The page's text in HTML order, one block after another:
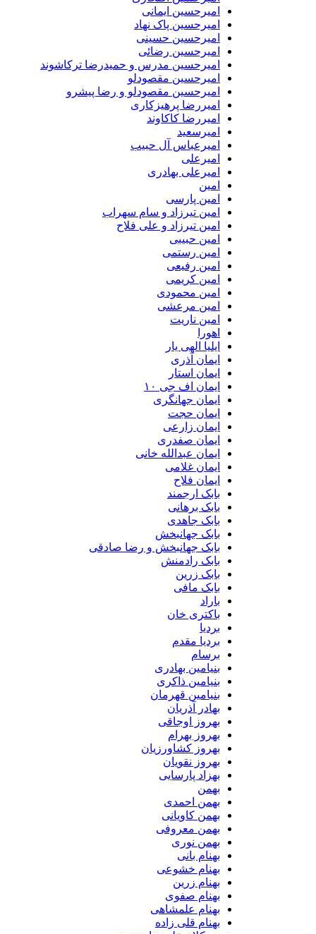
امیرحسین ایمانی
امیرحسین پاک نهاد
امیرحسین حسینی
امیرحسین رضائی
امیرحسین مدرس و حمیدرضا ترکاشوند
امیرحسین مقصودلو
امیرحسین مقصودلو و رضا پیشرو
امیررضا پرهیزکاری
امیررضا کاکاوند
امیرسعید
امیرعباس آل حبیب
امیرعلی
امیرعلی بهادری
امین
امین پارسی
امین تیرزاد و سام سهراب
امین تیرزاد و علی فلاح
امین حبیبی
امین رستمی
امین رفیعی
امین کریمی
امین محمودی
امین مرعشی
امین ناریت
اهورا
ایلیا الهی یار
ایمان آذری
ایمان استار
ایمان اف جی ۱۰
ایمان جهانگری
ایمان حجت
ایمان زارعی
ایمان صفدری
ایمان عبدالله خانی
ایمان غلامی
ایمان فلاح
بابک ارجمند
بابک برهانی
بابک جاهدی
بابک جهانبخش
بابک جهانبخش و رضا صادقی
بابک رادمنش
بابک زرین
بابک مافی
باراد
باکتری خان
بردیا
بردیا مقدم
برسام
بنیامین بهادری
بنیامین ذاکری
بنیامین قهرمان
بهادر آذریان
بهروز اوجاقی
بهروز بهرام
بهروز کشاورزیان
بهروز نقویان
بهزاد پارسایی
بهمن
بهمن احمدی
بهمن کاویانی
بهمن معروفی
بهمن نوری
بهنام بانی
بهنام خشوعی
بهنام زرین
بهنام صفوی
بهنام علمشاهی
بهنام قلی زاده